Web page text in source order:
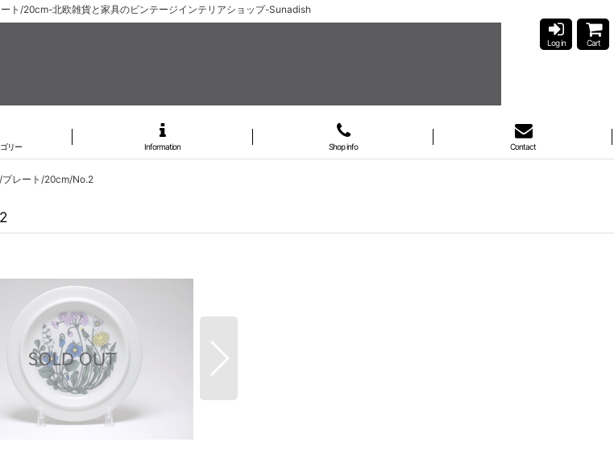
ト/20cm-北欧雑貨と家具のビンテージインテリアショップ-Sunadish
Log in Cart
リー Information Shop info Contact
プレート/20cm/No.2